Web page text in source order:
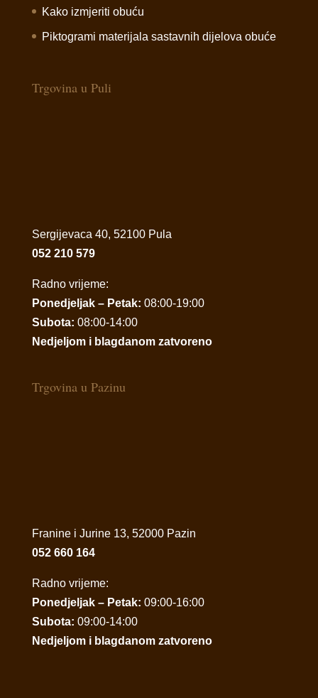
Kako izmjeriti obuću
Piktogrami materijala sastavnih dijelova obuće
Trgovina u Puli
Sergijevaca 40, 52100 Pula
052 210 579
Radno vrijeme:
Ponedjeljak – Petak: 08:00-19:00
Subota: 08:00-14:00
Nedjeljom i blagdanom zatvoreno
Trgovina u Pazinu
Franine i Jurine 13, 52000 Pazin
052 660 164
Radno vrijeme:
Ponedjeljak – Petak: 09:00-16:00
Subota: 09:00-14:00
Nedjeljom i blagdanom zatvoreno